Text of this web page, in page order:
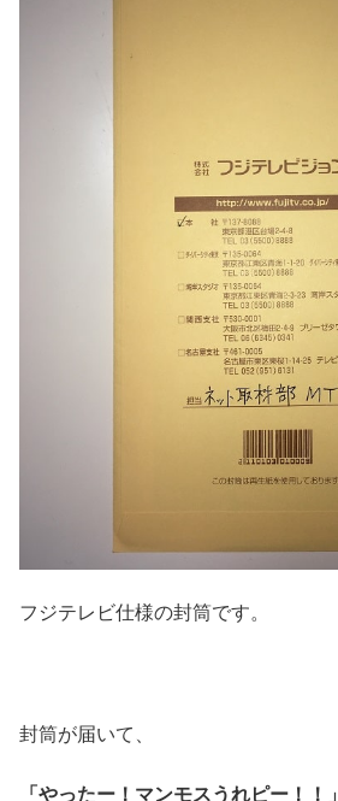
フジテレビ仕様の封筒です。
封筒が届いて、
「やったー！マンモスうれピー！！」